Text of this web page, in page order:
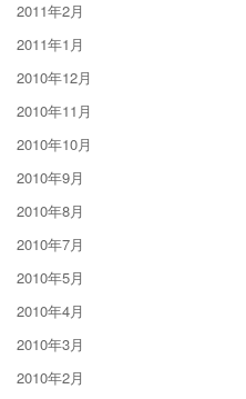
2011年2月
2011年1月
2010年12月
2010年11月
2010年10月
2010年9月
2010年8月
2010年7月
2010年5月
2010年4月
2010年3月
2010年2月